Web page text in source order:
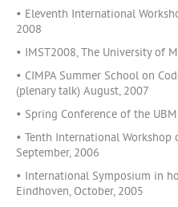
• Eleventh International
2008
• IMST2008, The University of
• CIMPA Summer School on
(plenary talk) August, 2007
• Spring Conference of the
• Tenth International Workshop
September, 2006
• International Symposium in
Eindhoven, October, 2005